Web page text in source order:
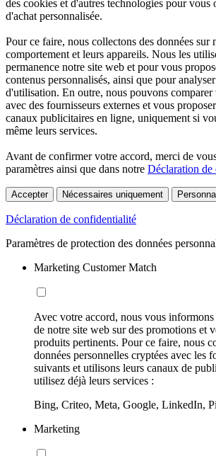
des cookies et d'autres technologies pour
d'achat personnalisée.
Pour ce faire, nous collectons des données sur
comportement et leurs appareils. Nous les
permanence notre site web et pour vous
contenus personnalisés, ainsi que pour
d'utilisation. En outre, nous pouvons comparer
avec des fournisseurs externes et vous
canaux publicitaires en ligne, uniquement si
même leurs services.
Avant de confirmer votre accord, merci de
paramètres ainsi que dans notre Déclaration
Accepter Nécessaires uniquement
Déclaration de confidentialité
Paramètres de protection des données
Marketing Customer Match
Avec votre accord, nous vous informons
de notre site web sur des promotions et
produits pertinents. Pour ce faire, nous
données personnelles cryptées avec les
suivants et utilisons leurs canaux de
utilisez déjà leurs services :
Bing, Criteo, Meta, Google, LinkedIn,
Marketing